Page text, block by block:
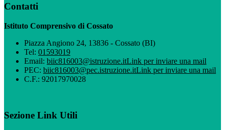
Contatti
Istituto Comprensivo di Cossato
Piazza Angiono 24, 13836 - Cossato (BI)
Tel: 01593019
Email: biic816003@istruzione.itLink per inviare una mail
PEC: biic816003@pec.istruzione.itLink per inviare una mail
C.F.: 92017970028
Sezione Link Utili